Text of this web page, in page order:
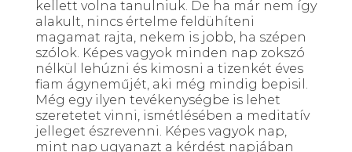
kellett volna tanulniuk. De ha már nem így
alakult, nincs értelme feldühíteni
magamat rajta, nekem is jobb, ha szépen
szólok. Képes vagyok minden nap zokszó
nélkül lehúzni és kimosni a tizenkét éves
fiam ágyneműjét, aki még mindig bepisil.
Még egy ilyen tevékenységbe is lehet
szeretetet vinni, ismétlésében a meditatív
jelleget észrevenni. Képes vagyok nap,
mint nap ugyanazt a kérdést napjában